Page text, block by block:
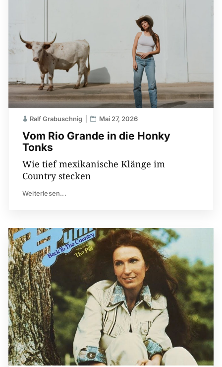
Vom Rio Grande in die Honky
Tonks
Ralf Grabuschnig Mai 27, 2026
Wie tief mexikanische Klänge im
Country stecken
Weiterlesen...